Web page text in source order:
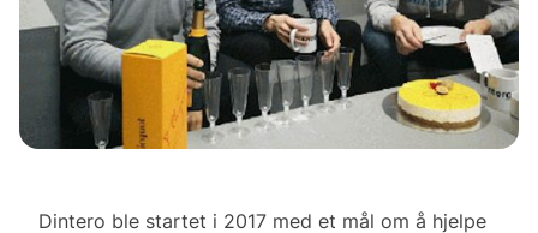
Dintero ble startet i 2017 med et mål om å hjelpe